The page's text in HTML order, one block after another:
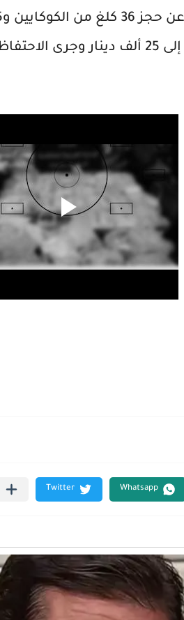
سيارات فاخرة، إضافة إلى 25 ألف